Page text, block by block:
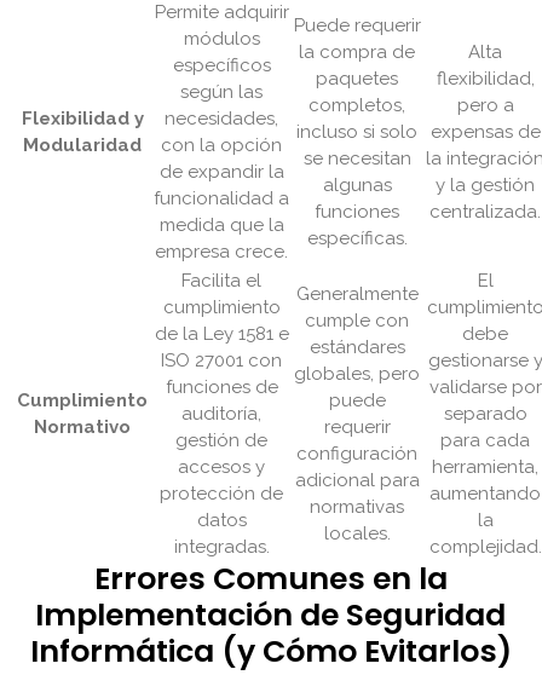
Flexibilidad y
Modularidad
Permite adquirir
módulos
específicos
según las
necesidades,
con la opción
de expandir la
funcionalidad a
medida que la
empresa crece.
Puede requerir
la compra de
paquetes
completos,
incluso si solo
se necesitan
algunas
funciones
específicas.
Alta
flexibilidad,
pero a
expensas de
la
y la gestión
centralizada.
Cumplimiento
Normativo
Facilita el
cumplimiento
de la Ley 1581 e
ISO 27001 con
funciones de
auditoría,
gestión de
accesos y
protección de
datos
integradas.
Generalmente
cumple con
estándares
globales, pero
puede
requerir
configuración
adicional para
normativas
locales.
El
debe
gestionarse y
validarse por
separado
para cada
herramienta,
aumentando
la
complejidad.
Errores Comunes en la
Implementación de Seguridad
Informática (y Cómo Evitarlos)